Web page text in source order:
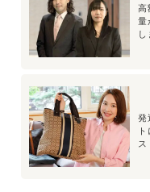
高
量
し
発
ス